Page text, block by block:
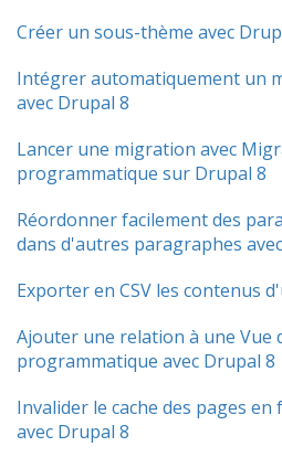
Créer un sous-thème avec
Intégrer automatiquement un
avec Drupal 8
Lancer une migration avec
programmatique sur Drupal 8
Réordonner facilement des
dans d'autres paragraphes
Exporter en CSV les contenus
Ajouter une relation à une Vue
programmatique avec Drupal 8
Invalider le cache des pages
avec Drupal 8